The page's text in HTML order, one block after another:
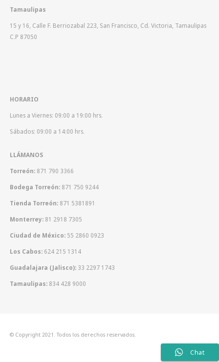
Tamaulipas
15 y 16, Calle F. Berriozabal 223, San Francisco, Cd. Victoria, Tamaulipas
C.P 87050
HORARIO
Lunes a Viernes: 09:00 a 19:00 hrs.
Sábados: 09:00 a 14:00 hrs.
LLÁMANOS
Torreón: 871 790 3366
Bodega Torreón: 871 750 9244
Tienda Torreón: 871 5381891
Monterrey: 81 2918 7305
Ciudad de México: 55 2860 0923
Los Cabos: 624 215 1314
Guadalajara (Jalisco): 33 2297 1743
Tamaulipas: 834 428 9000
© Copyright 2021. Todos los derechos reservados.
Chat